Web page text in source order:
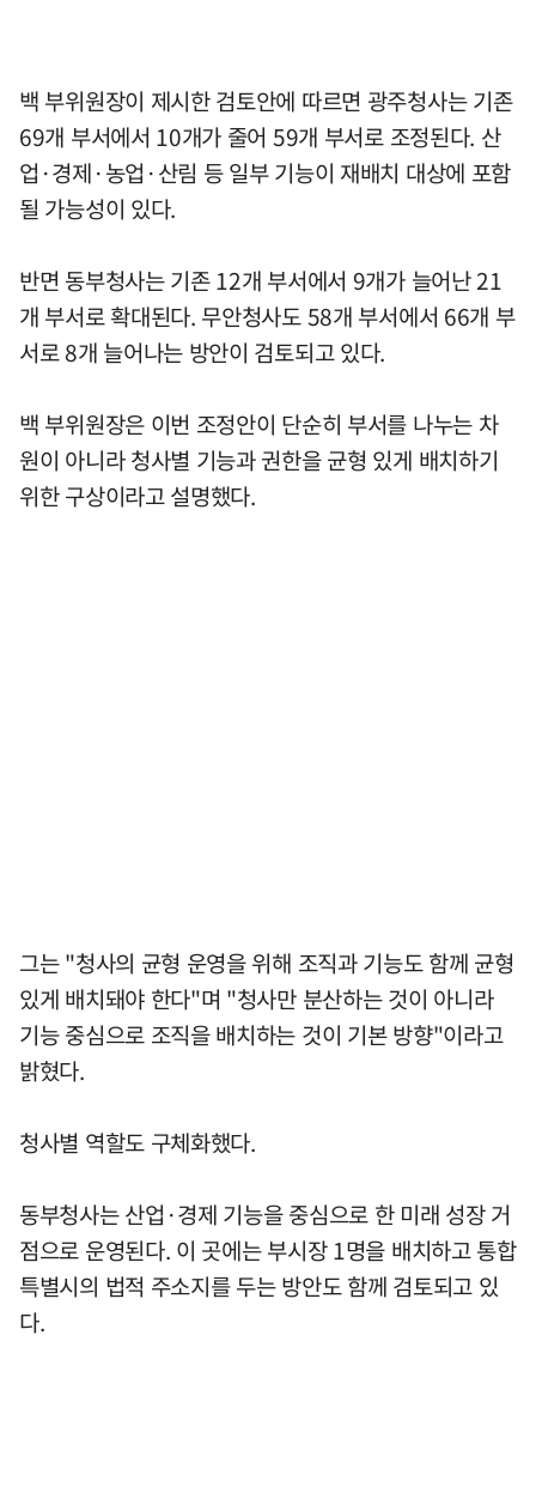
백 부위원장이 제시한 검토안에 따르면 광주청사는 기존
69개 부서에서 10개가 줄어 59개 부서로 조정된다. 산
업·경제·농업·산림 등 일부 기능이 재배치 대상에 포함
될 가능성이 있다.
반면 동부청사는 기존 12개 부서에서 9개가 늘어난 21
개 부서로 확대된다. 무안청사도 58개 부서에서 66개 부
서로 8개 늘어나는 방안이 검토되고 있다.
백 부위원장은 이번 조정안이 단순히 부서를 나누는 차
원이 아니라 청사별 기능과 권한을 균형 있게 배치하기
위한 구상이라고 설명했다.
그는 "청사의 균형 운영을 위해 조직과 기능도 함께 균형
있게 배치돼야 한다"며 "청사만 분산하는 것이 아니라
기능 중심으로 조직을 배치하는 것이 기본 방향"이라고
밝혔다.
청사별 역할도 구체화했다.
동부청사는 산업·경제 기능을 중심으로 한 미래 성장 거
점으로 운영된다. 이 곳에는 부시장 1명을 배치하고 통합
특별시의 법적 주소지를 두는 방안도 함께 검토되고 있
다.